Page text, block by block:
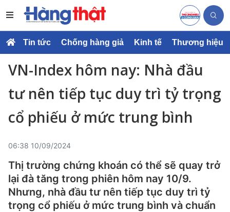
Tin tức Chống hàng giả Kinh tế Thương hiệu
VN-Index hôm nay: Nhà đầu
tư nên tiếp tục duy trì tỷ trọng
cổ phiếu ở mức trung bình
06:38 10/09/2024
Thị trường chứng khoán có thể sẽ quay trở
lại đà tăng trong phiên hôm nay 10/9.
Nhưng, nhà đầu tư nên tiếp tục duy trì tỷ
trọng cổ phiếu ở mức trung bình và chuẩn